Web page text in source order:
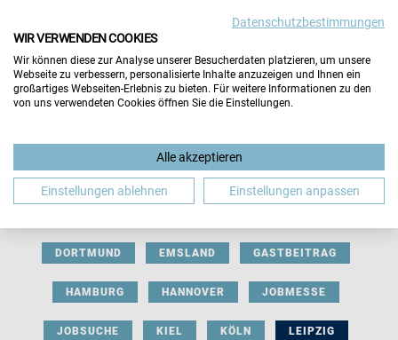
BERUFLICHE ORIENTIERUNG BEWERBUNG
DORTMUND EMSLAND GASTBEITRAG
HAMBURG HANNOVER JOBMESSE
JOBSUCHE KIEL KÖLN LEIPZIG
Datenschutzbestimmungen
WIR VERWENDEN COOKIES
Wir können diese zur Analyse unserer Besucherdaten platzieren, um unsere
Webseite zu verbessern, personalisierte Inhalte anzuzeigen und Ihnen ein
großartiges Webseiten-Erlebnis zu bieten. Für weitere Informationen zu den
von uns verwendeten Cookies öffnen Sie die Einstellungen.
Alle akzeptieren
Einstellungen ablehnen Einstellungen anpassen